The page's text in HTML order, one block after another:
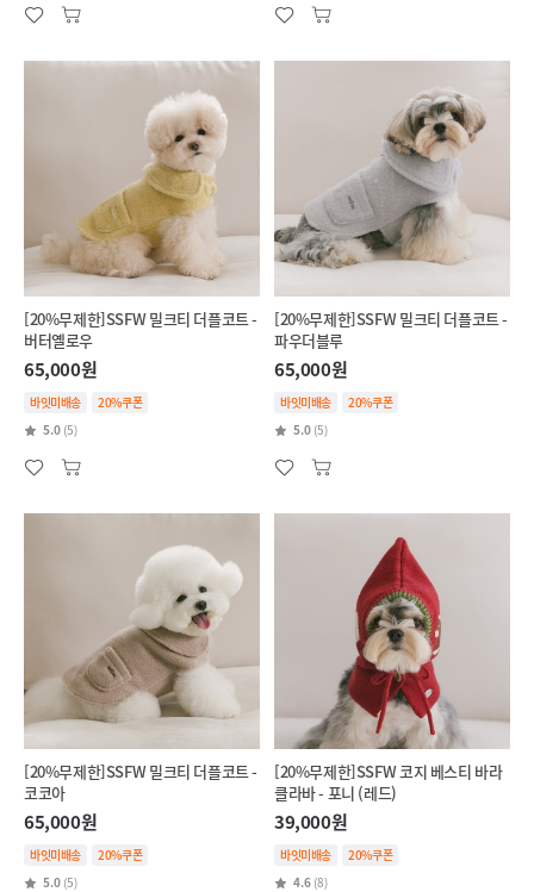
[20%무제한]SSFW 밀크티 더플코트 -
버터옐로우
65,000원
바잇미배송
20%쿠폰
5.0 (5)
[20%무제한]SSFW 밀크티 더플코트 -
파우더블루
65,000원
바잇미배송
20%쿠폰
5.0 (5)
[20%무제한]SSFW 밀크티 더플코트 -
코코아
65,000원
바잇미배송
20%쿠폰
5.0 (5)
[20%무제한]SSFW 코지 베스티 바라
클라바 - 포니 (레드)
39,000원
바잇미배송
20%쿠폰
4.6 (8)